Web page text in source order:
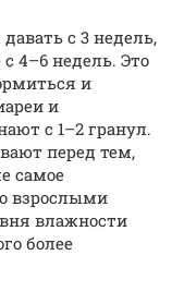
с 3 недель,
4–6 недель. Это
и
и
с 1–2 гранул.
перед тем,
самое
взрослыми
влажности
более